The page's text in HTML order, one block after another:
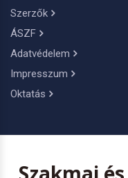
Szerzők
ÁSZF
Adatvédelem
Impresszum
Oktatás